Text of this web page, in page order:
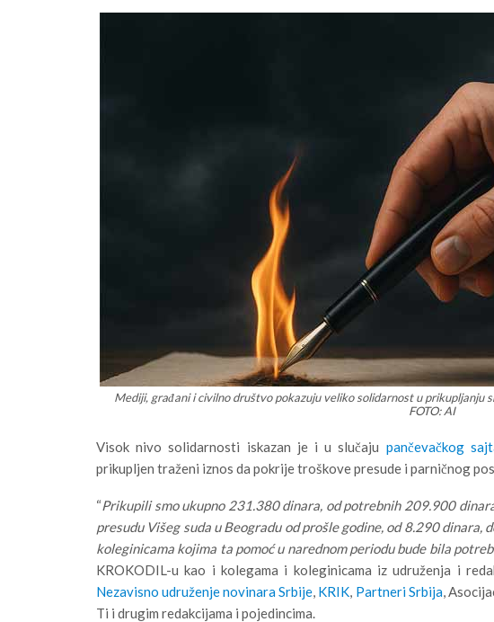
Mediji, građani i civilno društvo pokazuju veliko solidarnost u prikupljanju
FOTO: AI
Visok nivo solidarnosti iskazan je i u slučaju pančevačkog
prikupljen traženi iznos da pokrije troškove presude i parničnog
“Prikupili smo ukupno 231.380 dinara, od potrebnih 209.900
presudu Višeg suda u Beogradu od prošle godine, od 8.290
koleginicama kojima ta pomoć u narednom periodu bude bila
KROKODIL-u kao i kolegama i koleginicama iz udruženja i
Nezavisno udruženje novinara Srbije, KRIK, Partneri Srbija,
Ti i drugim redakcijama i pojedincima.